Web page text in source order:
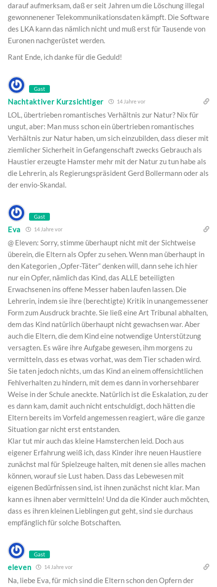
darauf aufmerksam, daß er seit Jahren um die Löschung illegal
gewonnenener Telekommunikationsdaten kämpft. Die Software
des LKA kann das nämlich nicht und muß erst für Tausende von
Euronen nachgerüstet werden.
Rant Ende, ich danke für die Geduld!
Gast
Nachtaktiver Kurzsichtiger 14 Jahre vor
LOL, übertrieben romantisches Verhältnis zur Natur? Nix für
ungut, aber: Man muss schon ein übertrieben romantisches
Verhältnis zur Natur haben, um sich einzubilden, dass dieser mit
ziemlicher Sicherheit in Gefangenschaft zwecks Gebrauch als
Haustier erzeugte Hamster mehr mit der Natur zu tun habe als
die Lehrerin, als Regierungspräsident Gerd Bollermann oder als
der envio-Skandal.
Gast
Eva 14 Jahre vor
@ Eleven: Sorry, stimme überhaupt nicht mit der Sichtweise
überein, die Eltern als Opfer zu sehen. Wenn man überhaupt in
den Kategorien „Opfer-Täter“ denken will, dann sehe ich hier
nur ein Opfer, nämlich das Kind, das ALLE beteiligten
Erwachsenen ins offene Messer haben laufen lassen. Die
Lehrerin, indem sie ihre (berechtigte) Kritik in unangemessener
Form zum Ausdruck brachte. Sie ließ eine Art Tribunal abhalten,
dem das Kind natürlich überhaupt nicht gewachsen war. Aber
auch die Eltern, die dem Kind eine notwendige Unterstützung
versagten. Es wäre ihre Aufgabe gewesen, ihm morgens zu
vermitteln, dass es etwas vorhat, was dem Tier schaden wird.
Sie taten jedoch nichts, um das Kind an einem offensichtlichen
Fehlverhalten zu hindern, mit dem es dann in vorhersehbarer
Weise in der Schule aneckte. Natürlich ist die Eskalation, zu der
es dann kam, damit auch nicht entschuldigt, doch hätten die
Eltern bereits im Vorfeld angemessen reagiert, wäre die ganze
Situation gar nicht erst entstanden.
Klar tut mir auch das kleine Hamsterchen leid. Doch aus
eigener Erfahrung weiß ich, dass Kinder ihre neuen Haustiere
zunächst mal für Spielzeuge halten, mit denen sie alles machen
können, worauf sie Lust haben. Dass das Lebewesen mit
eigenen Bedürfnissen sind, ist ihnen zunächst nicht klar. Man
kann es ihnen aber vermitteln! Und da die Kinder auch möchten,
dass es ihren kleinen Lieblingen gut geht, sind sie durchaus
empfänglich für solche Botschaften.
Gast
eleven 14 Jahre vor
Na, liebe Eva, für mich sind die Eltern schon den Opfern der